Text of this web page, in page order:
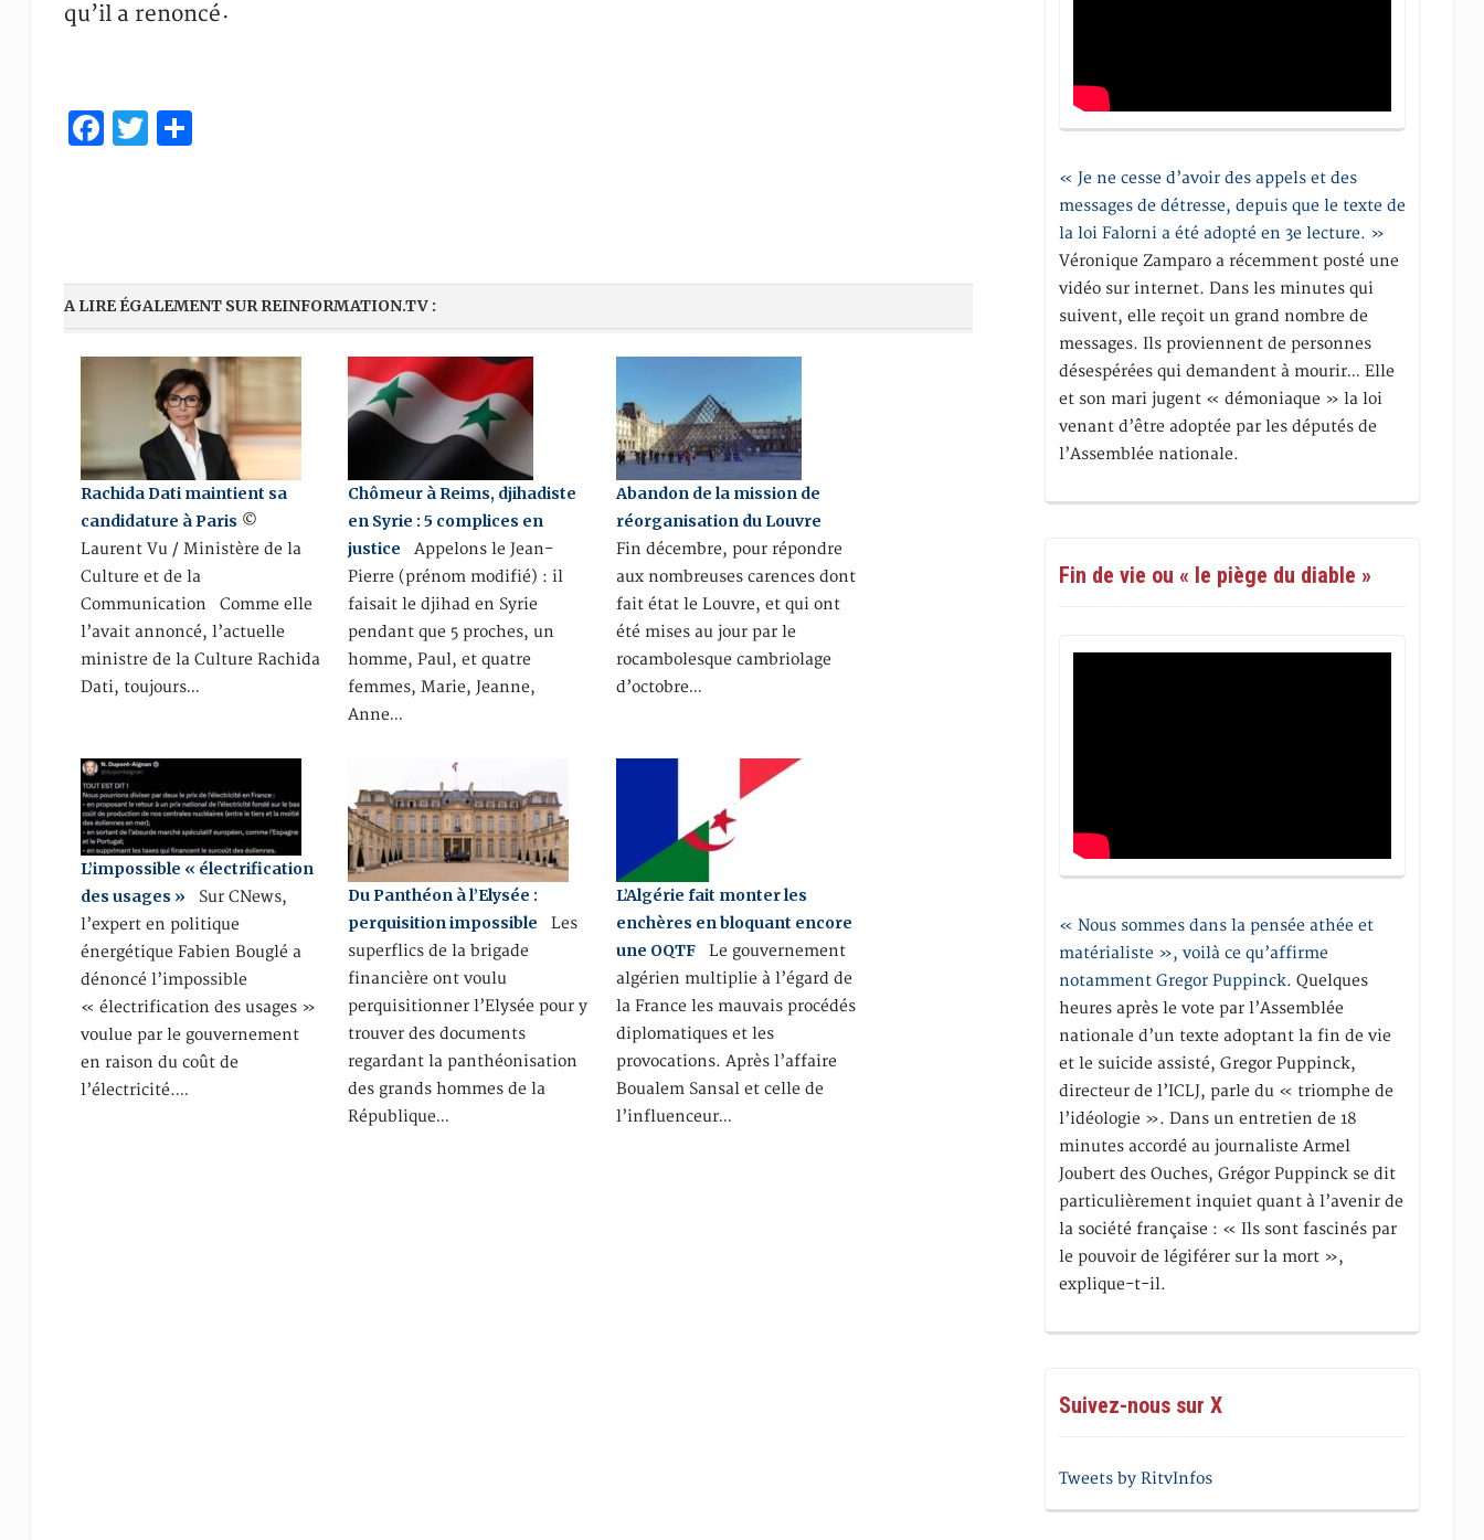
qu’il a renoncé·
Facebook
Twitter
Share
A LIRE ÉGALEMENT SUR REINFORMATION.TV :
Rachida Dati maintient sa
candidature à Paris ©
Laurent Vu / Ministère de la
Culture et de la
Communication Comme elle
l’avait annoncé, l’actuelle
ministre de la Culture Rachida
Dati, toujours…
Chômeur à Reims, djihadiste
en Syrie : 5 complices en
justice Appelons le Jean-
Pierre (prénom modifié) : il
faisait le djihad en Syrie
pendant que 5 proches, un
homme, Paul, et quatre
femmes, Marie, Jeanne,
Anne…
Abandon de la mission de
réorganisation du Louvre
Fin décembre, pour répondre
aux nombreuses carences dont
fait état le Louvre, et qui ont
été mises au jour par le
rocambolesque cambriolage
d’octobre…
L’impossible « électrification
des usages » Sur CNews,
l’expert en politique
énergétique Fabien Bouglé a
dénoncé l’impossible
« électrification des usages »
voulue par le gouvernement
en raison du coût de
l’électricité.…
Du Panthéon à l’Elysée :
perquisition impossible Les
superflics de la brigade
financière ont voulu
perquisitionner l’Elysée pour y
trouver des documents
regardant la panthéonisation
des grands hommes de la
République…
L’Algérie fait monter les
enchères en bloquant encore
une OQTFLe gouvernement
algérien multiplie à l’égard de
la France les mauvais procédés
diplomatiques et les
provocations. Après l’affaire
Boualem Sansal et celle de
l’influenceur…
« Je ne cesse d’avoir des appels et des
messages de détresse, depuis que le texte de
la loi Falorni a été adopté en 3e lecture. »
Véronique Zamparo a récemment posté une
vidéo sur internet. Dans les minutes qui
suivent, elle reçoit un grand nombre de
messages. Ils proviennent de personnes
désespérées qui demandent à mourir… Elle
et son mari jugent « démoniaque » la loi
venant d’être adoptée par les députés de
l’Assemblée nationale.
Fin de vie ou « le piège du diable »
« Nous sommes dans la pensée athée et
matérialiste », voilà ce qu’affirme
notamment Gregor Puppinck. Quelques
heures après le vote par l’Assemblée
nationale d’un texte adoptant la fin de vie
et le suicide assisté, Gregor Puppinck,
directeur de l’ICLJ, parle du « triomphe de
l’idéologie ». Dans un entretien de 18
minutes accordé au journaliste Armel
Joubert des Ouches, Grégor Puppinck se dit
particulièrement inquiet quant à l’avenir de
la société française : « Ils sont fascinés par
le pouvoir de légiférer sur la mort »,
explique-t-il.
Suivez-nous sur X
Tweets by RitvInfos